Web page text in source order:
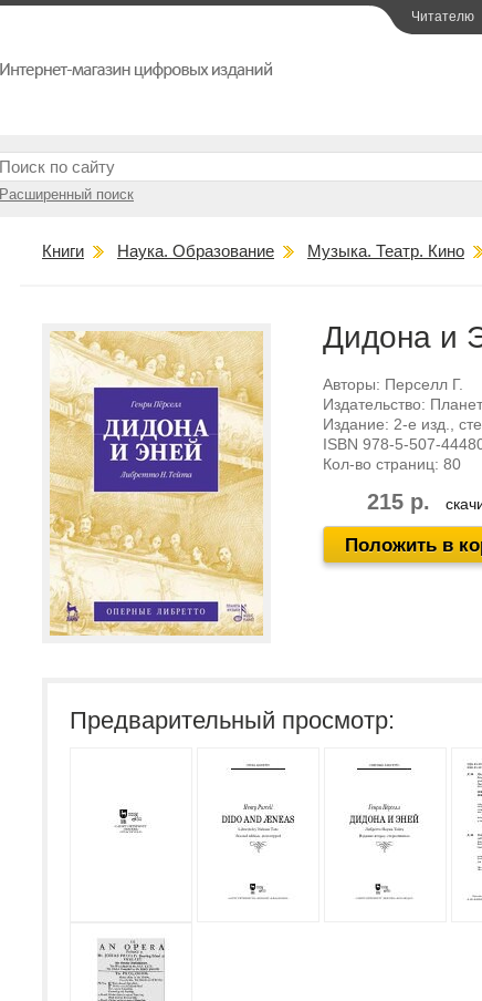
Читателю
Расширенный поиск
Книги Наука. Образование Музыка. Театр. Кино
Дидона и
Авторы: Перселл Г.
Издательство:
Издание: 2-е изд.,
ISBN 978-5-507-
Кол-во страниц: 80
215 р.
Положить в
Предварительный просмотр: